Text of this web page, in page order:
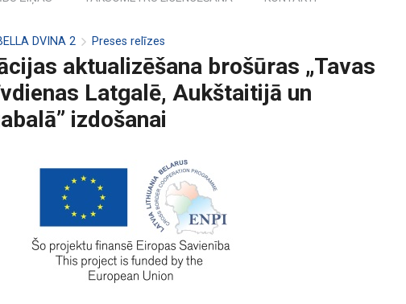
DVINA 2 Preses relīzes
aktualizēšana brošūras „Tavas
Latgalē, Aukštaitijā un
izdošanai